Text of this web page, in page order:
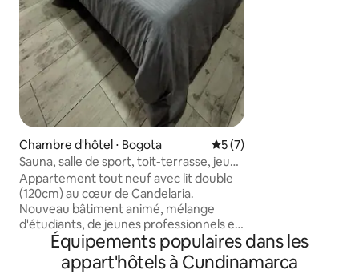
Chambre d'hôtel ⋅ Bogota Évaluation moyenne sur
5 (7)
Sauna, salle de sport, toit-terrasse, jeux
de La Candelaria
Appartement tout neuf avec lit double
(120cm) au cœur de Candelaria.
Nouveau bâtiment animé, mélange
d'étudiants, de jeunes professionnels et
de touristes, offrant de nombreux
espaces sociaux, y compris la terrasse
sur le toit, le barbecue, le sauna, la salle
Équipements populaires dans les
appart'hôtels à Cundinamarca